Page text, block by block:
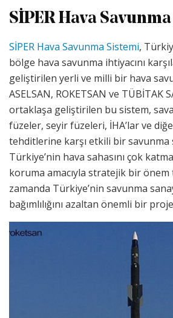
SİPER Hava
SİPER Hava Savunma Sistemi,
bölge hava savunma ihtiyacını
geliştirilen yerli ve milli bir hava
ASELSAN, ROKETSAN ve TÜBİTAK
ortaklaşa geliştirilen bu sistem,
füzeler, seyir füzeleri, İHA’lar ve
tehditlerine karşı etkili bir savunma
Türkiye’nin hava sahasını çok
koruma amacıyla stratejik bir önem
zamanda Türkiye’nin savunma
bağımlılığını azaltan önemli bir